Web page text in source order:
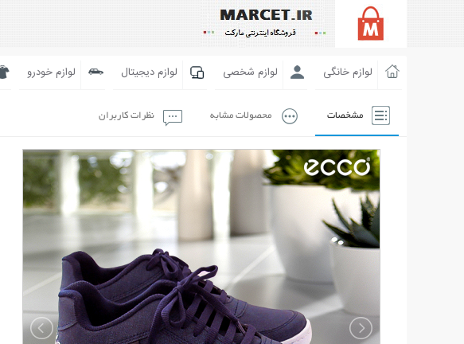
لوازم خانگی لوازم شخصی لوازم دیجیتال لوازم خودرو
مشخصات محصولات مشابه نظرات کاربران